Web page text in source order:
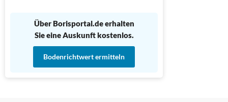
Über Borisportal.de erhalten
Sie eine Auskunft kostenlos.
Bodenrichtwert ermitteln